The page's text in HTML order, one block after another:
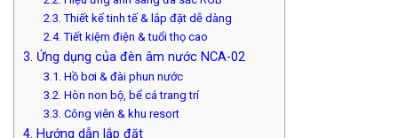
2.3. Thiết kế tinh tế & lắp đặt dễ dàng
2.4. Tiết kiệm điện & tuổi thọ cao
3. Ứng dụng của đèn âm nước NCA-02
3.1. Hồ bơi & đài phun nước
3.2. Hòn non bộ, bể cá trang trí
3.3. Công viên & khu resort
4. Hướng dẫn lắp đặt